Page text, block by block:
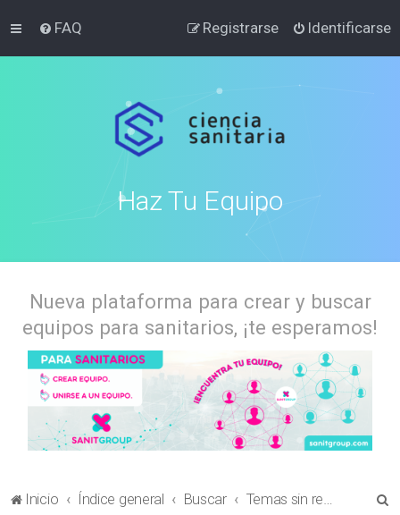
FAQ Identificarse
Registrarse
Haz Tu Equipo
Nueva plataforma para crear y buscar
equipos para sanitarios, ¡te esperamos!
Inicio Índice general Buscar Temas sin respuesta